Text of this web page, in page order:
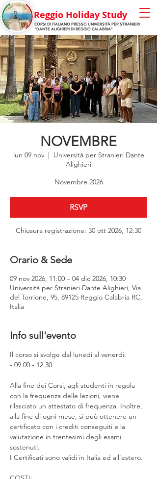
Reggio Holiday Study
CORSI DI ITALIANO PRESSO UNIVERSITÀ PER STRANIERI
"DANTE ALIGHIERI DI REGGIO CALABRIA"
NOVEMBRE
lun 09 nov
  |
Università per Stranieri Dante
Alighieri
Novembre 2026
RSVP
Chiusura registrazione: 30 ott 2026, 12:30
Orario & Sede
09 nov 2026, 11:00 – 04 dic 2026, 10:30
Università per Stranieri Dante Alighieri, Via
del Torrione, 95, 89125 Reggio Calabria RC,
Italia
Info sull'evento
Il corso si svolge dal lunedi al venerdi:
- 09.00 - 12.30
Alla fine dei Corsi, agli studenti in regola
con la frequenza delle lezioni, viene
rilasciato un attestato di frequenza. Inoltre,
alla fine di ogni mese, si può ottenere un
certificato con i crediti conseguiti e la
valutazione in trentesimi degli esami
sostenuti.
I Certificati sono validi in Italia ed all'estero.